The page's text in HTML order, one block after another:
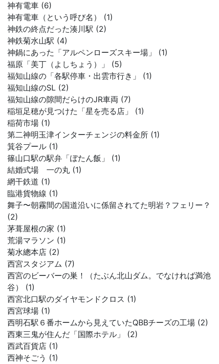
神有電車 (6)
神有電車（という呼び名） (1)
神鉄の終点だった湊川駅 (2)
神鉄菊水山駅 (4)
神鍋にあった「アルペンローズスキー場」 (1)
福原「美丁（よしちょう）」 (5)
福知山線の「各駅停車・出雲市行き」 (1)
福知山線のSL (2)
福知山線の隙間だらけのJR車両 (7)
稲垣足穂が見つけた「星を売る店」 (1)
稲荷市場 (1)
第二神明玉津インターチェンジの料金所 (1)
箕谷プール (1)
篠山口駅の駅弁「ぼたん飯」 (1)
結婚式場 一の丸 (1)
網干鉄道 (1)
臨港貨物線 (1)
舞子〜朝霧間の国道沿いに係留されてた明岩？フェリー？
(2)
茅葺屋根の家 (1)
荒湯マラソン (1)
菊水總本店 (2)
西宮スタジアム (7)
西宮のビーバーの巣！（たぶん北山ダム。でなければ満池
谷） (1)
西宮北口駅のダイヤモンドクロス (1)
西宮球場 (1)
西明石駅６番ホームから見えていたQBBチーズの工場 (2)
西東三鬼が住んだ「国際ホテル」 (2)
西武百貨店 (1)
西神そごう (1)